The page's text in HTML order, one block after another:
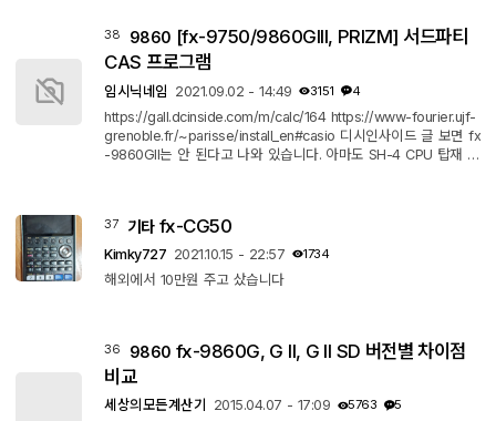
38 9860 [fx-9750/9860GIII, PRIZM] 서드파티
CAS 프로그램
임시닉네임 2021.09.02 - 14:49 3151 4
https://gall.dcinside.com/m/calc/164 https://www-fourier.ujf-
grenoble.fr/~parisse/install_en#casio 디시인사이드 글 보면 fx
-9860GII는 안 된다고 나와 있습니다. 아마도 SH-4 CPU 탑재 모
37 기타 fx-CG50
Kimky727 2021.10.15 - 22:57 1734
해외에서 10만원 주고 샀습니다
36 9860 fx-9860G, G II, G II SD 버전별 차이점
비교
세상의모든계산기 2015.04.07 - 17:09 5763 5